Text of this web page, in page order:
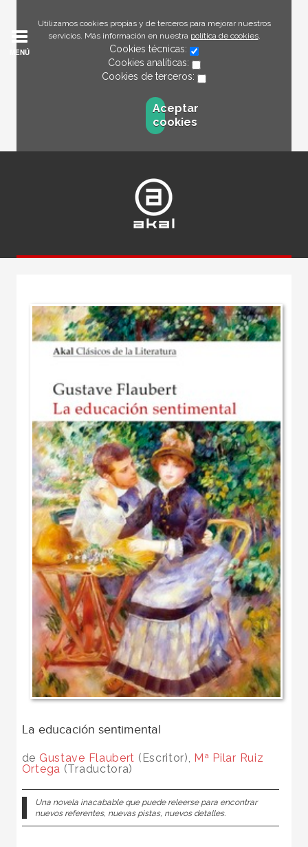
Utilizamos cookies propias y de terceros para mejorar nuestros
servicios. Más información en nuestra política de cookies.
Cookies técnicas:
Cookies analíticas:
Cookies de terceros:
Aceptar
cookies
MENÚ
La educación sentimental
de Gustave Flaubert (Escritor), Mª Pilar Ruiz
Ortega (Traductora)
Una novela inacabable que puede releerse para encontrar
nuevos referentes, nuevas pistas, nuevos detalles.